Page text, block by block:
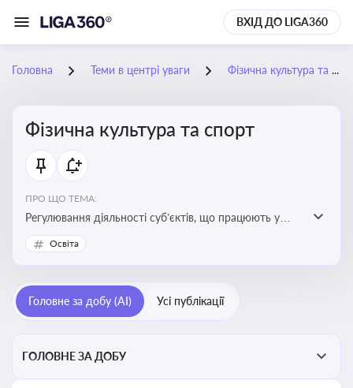
ВХІД ДО LIGA360
Головна Теми в центрі уваги Фізична культура та спорт
Фізична культура та спорт
ПРО ЩО ТЕМА:
Регулювання діяльності суб’єктів, що працюють у
сфері фізичної культури та спорту, включаючи
оздоровлення населення, професійний і аматорський
потенціалу, соціального захисту та ефективної
реалізації державної політики у цій галузі
Освіта
Головне за добу (AI) Усі публікації
ГОЛОВНЕ ЗА ДОБУ